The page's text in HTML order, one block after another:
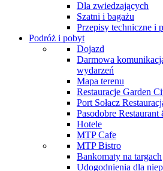
Dla zwiedzających
Szatni i bagażu
Przepisy techniczne i
Podróż i pobyt
Dojazd
Darmowa
wydarzeń
Mapa terenu
Restauracje Garden
Port Sołacz
Pasodobre
Hotele
MTP Cafe
MTP Bistro
Bankomaty na targach
Udogodnienia dla